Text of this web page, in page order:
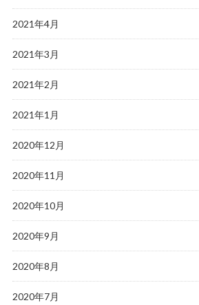
2021年4月
2021年3月
2021年2月
2021年1月
2020年12月
2020年11月
2020年10月
2020年9月
2020年8月
2020年7月